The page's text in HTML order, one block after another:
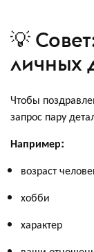
💡
личных
Чтобы
запрос пару
Например:
возраст
хобби
характер